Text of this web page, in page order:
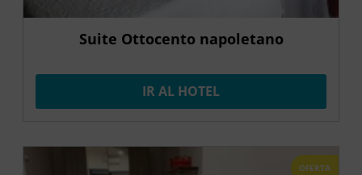
Suite Ottocento napoletano
IR AL HOTEL
OFERTA